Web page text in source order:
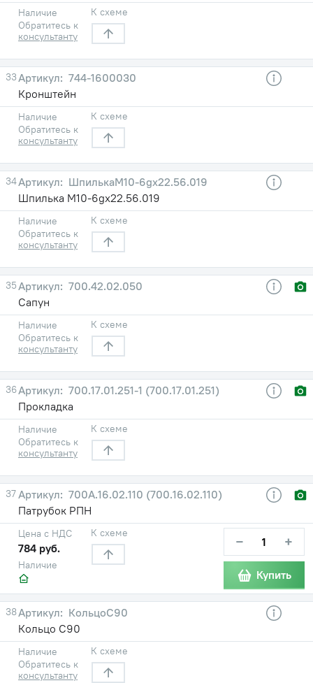
Наличие
Обратитесь к
консультанту
К схеме
33
744-1600030
Кронштейн
Наличие
Обратитесь к
консультанту
К схеме
34
ШпилькаМ10-6gх22.56.019
Шпилька М10-6gх22.56.019
Наличие
Обратитесь к
консультанту
К схеме
35
700.42.02.050
Сапун
Наличие
Обратитесь к
консультанту
К схеме
36
700.17.01.251-1 (700.17.01.251)
Прокладка
Наличие
Обратитесь к
консультанту
К схеме
37
700А.16.02.110 (700.16.02.110)
Патрубок РПН
Наличие
Цена с НДС
784 руб.
К схеме − +
Купить
38
КольцоС90
Кольцо С90
Наличие
Обратитесь к
консультанту
К схеме